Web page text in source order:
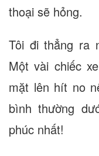
thoại sẽ hỏng.
Tôi đi thẳng ra
Một vài chiếc
mặt lên hít no
bình thường
phúc nhất!